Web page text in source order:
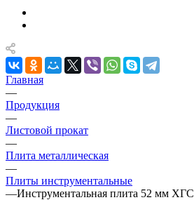
Главная
—
Продукция
—
Листовой прокат
—
Плита металлическая
—
Плиты инструментальные
—Инструментальная плита 52 мм ХГС